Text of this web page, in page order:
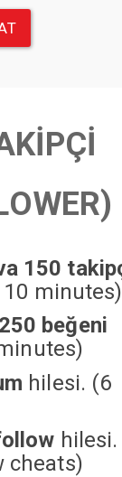
150
minutes)
beğeni
hilesi. (6
hilesi.
cheats)